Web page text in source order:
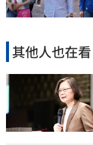
其他人也在看